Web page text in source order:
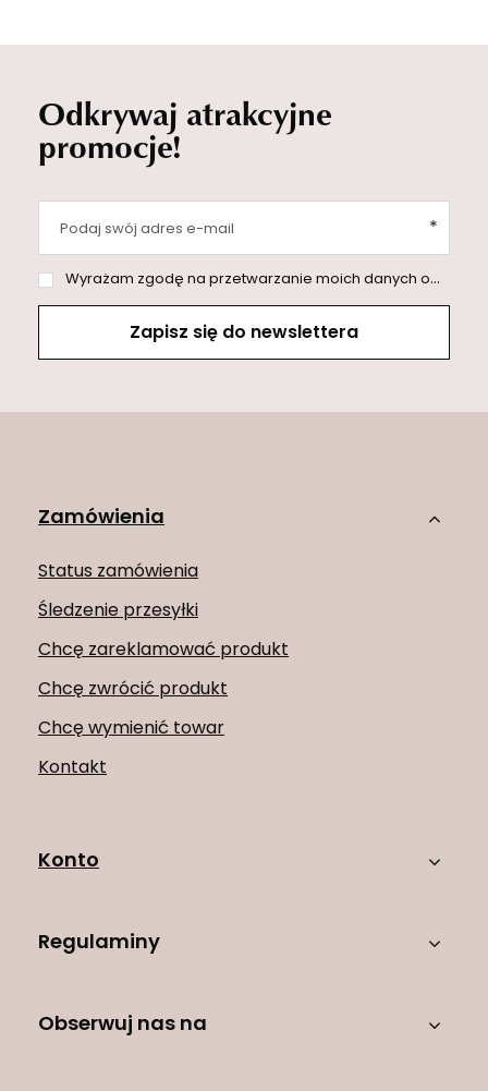
Odkrywaj atrakcyjne
promocje!
Podaj swój adres e-mail
Wyrażam zgodę na przetwarzanie moich danych osobowych (adres e-mail) na potrzeby wysyłki newslettera z informacją handlową (marketing). Więcej w
Zapisz się do newslettera
Zamówienia
Status zamówienia
Śledzenie przesyłki
Chcę zareklamować produkt
Chcę zwrócić produkt
Chcę wymienić towar
Kontakt
Konto
Regulaminy
Obserwuj nas na